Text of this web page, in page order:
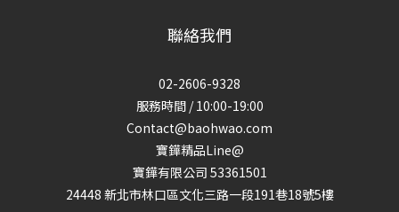
聯絡我們
02-2606-9328
服務時間 / 10:00-19:00
Contact@baohwao.com
寶鏵精品Line@
寶鏵有限公司 53361501
24448 新北市林口區文化三路一段191巷18號5樓